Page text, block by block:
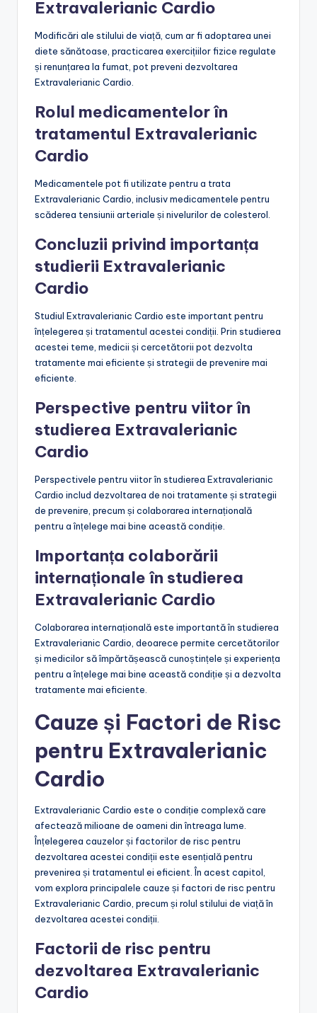
Extravalerianic Cardio
Modificări ale stilului de viață, cum ar fi adoptarea unei
diete sănătoase, practicarea exercițiilor fizice regulate
și renunțarea la fumat, pot preveni dezvoltarea
Extravalerianic Cardio.
Rolul medicamentelor în
tratamentul Extravalerianic
Cardio
Medicamentele pot fi utilizate pentru a trata
Extravalerianic Cardio, inclusiv medicamentele pentru
scăderea tensiunii arteriale și nivelurilor de colesterol.
Concluzii privind importanța
studierii Extravalerianic
Cardio
Studiul Extravalerianic Cardio este important pentru
înțelegerea și tratamentul acestei condiții. Prin studierea
acestei teme, medicii și cercetătorii pot dezvolta
tratamente mai eficiente și strategii de prevenire mai
eficiente.
Perspective pentru viitor în
studierea Extravalerianic
Cardio
Perspectivele pentru viitor în studierea Extravalerianic
Cardio includ dezvoltarea de noi tratamente și strategii
de prevenire, precum și colaborarea internațională
pentru a înțelege mai bine această condiție.
Importanța colaborării
internaționale în studierea
Extravalerianic Cardio
Colaborarea internațională este importantă în studierea
Extravalerianic Cardio, deoarece permite cercetătorilor
și medicilor să împărtășească cunoștințele și experiența
pentru a înțelege mai bine această condiție și a dezvolta
tratamente mai eficiente.
Cauze și Factori de Risc
pentru Extravalerianic
Cardio
Extravalerianic Cardio este o condiție complexă care
afectează milioane de oameni din întreaga lume.
Înțelegerea cauzelor și factorilor de risc pentru
dezvoltarea acestei condiții este esențială pentru
prevenirea și tratamentul ei eficient. În acest capitol,
vom explora principalele cauze și factori de risc pentru
Extravalerianic Cardio, precum și rolul stilului de viață în
dezvoltarea acestei condiții.
Factorii de risc pentru
dezvoltarea Extravalerianic
Cardio